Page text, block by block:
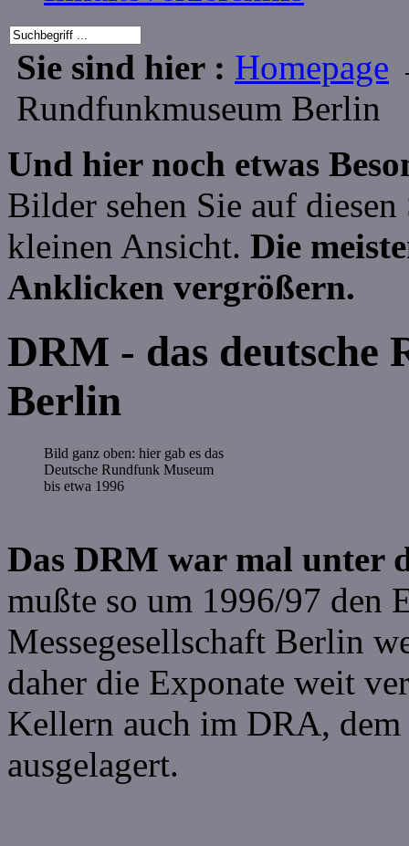
Sie sind hier : Homepage
Rundfunkmuseum Berlin
Und hier noch etwas
Bilder sehen Sie auf
kleinen Ansicht. Die
Anklicken vergrößern.
DRM - das deutsche
Berlin
Bild ganz oben: hier gab es das
Deutsche Rundfunk Museum
bis etwa 1996
Das DRM war mal unter
mußte so um 1996/97 den
Messegesellschaft Berlin
daher die Exponate weit
Kellern auch im DRA,
ausgelagert.